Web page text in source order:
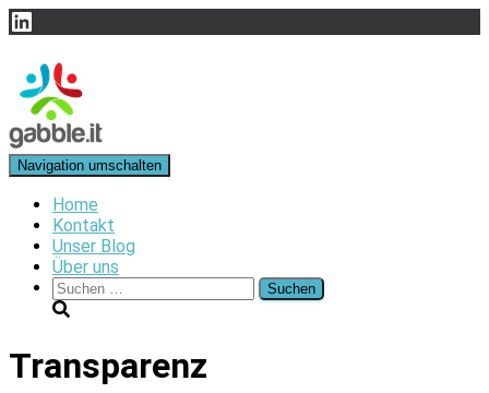
LinkedIn
Navigation umschalten
Home
Kontakt
Unser Blog
Über uns
Suchen
nach:
Transparenz